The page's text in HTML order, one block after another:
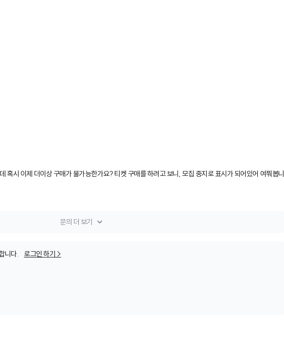
발급 가능합니다. 행사 참여 후 이벤터스 홈페이지 내 '신청 내역'에서 확인증을 직접 발급받
혹시 이제 더이상 구매가 불가능한가요? 티켓 구매를 하려고 보니, 모집 중지로 표시가 되어있어 여쭤봅니
문의 더 보기
니다.
로그인 하기 >